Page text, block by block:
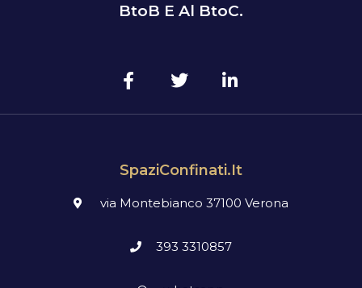
BtoB E Al BtoC.
SpaziConfinati.it
via Montebianco 37100 Verona
393 3310857